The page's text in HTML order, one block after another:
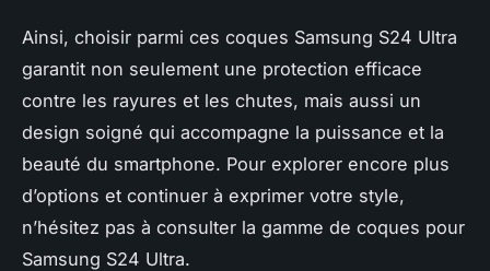
Ainsi, choisir parmi ces coques Samsung S24 Ultra
garantit non seulement une protection efficace
contre les rayures et les chutes, mais aussi un
design soigné qui accompagne la puissance et la
beauté du smartphone. Pour explorer encore plus
d’options et continuer à exprimer votre style,
n’hésitez pas à consulter la gamme de coques pour
Samsung S24 Ultra.